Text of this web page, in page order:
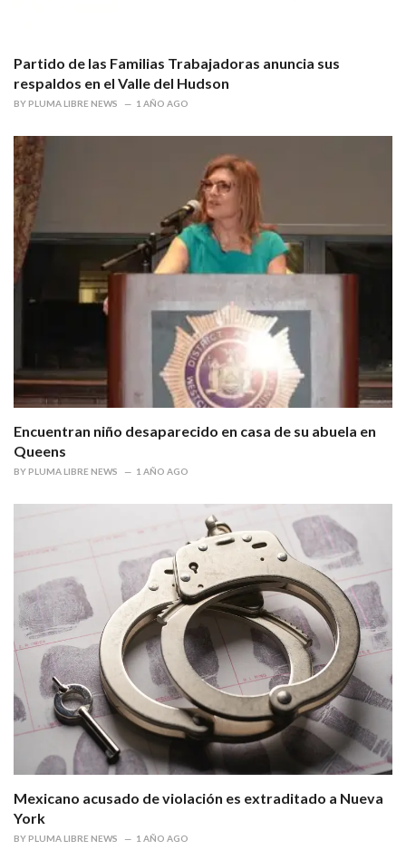
Partido de las Familias Trabajadoras anuncia sus
respaldos en el Valle del Hudson
BY PLUMA LIBRE NEWS 1 AÑO AGO
Encuentran niño desaparecido en casa de su abuela en
Queens
BY PLUMA LIBRE NEWS 1 AÑO AGO
Mexicano acusado de violación es extraditado a Nueva
York
BY PLUMA LIBRE NEWS 1 AÑO AGO